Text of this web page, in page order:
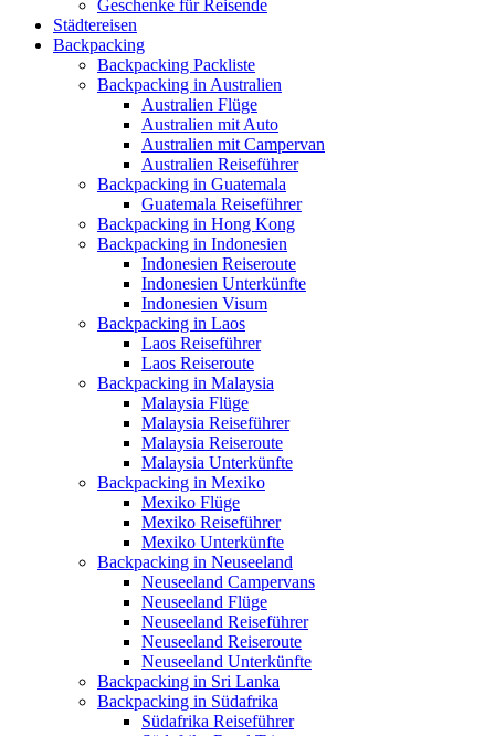
Geschenke für Reisende
Städtereisen
Backpacking
Backpacking Packliste
Backpacking in Australien
Australien Flüge
Australien mit Auto
Australien mit Campervan
Australien Reiseführer
Backpacking in Guatemala
Guatemala Reiseführer
Backpacking in Hong Kong
Backpacking in Indonesien
Indonesien Reiseroute
Indonesien Unterkünfte
Indonesien Visum
Backpacking in Laos
Laos Reiseführer
Laos Reiseroute
Backpacking in Malaysia
Malaysia Flüge
Malaysia Reiseführer
Malaysia Reiseroute
Malaysia Unterkünfte
Backpacking in Mexiko
Mexiko Flüge
Mexiko Reiseführer
Mexiko Unterkünfte
Backpacking in Neuseeland
Neuseeland Campervans
Neuseeland Flüge
Neuseeland Reiseführer
Neuseeland Reiseroute
Neuseeland Unterkünfte
Backpacking in Sri Lanka
Backpacking in Südafrika
Südafrika Reiseführer